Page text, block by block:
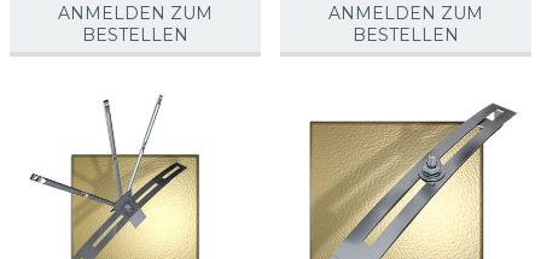
ANMELDEN ZUM
BESTELLEN
ANMELDEN ZUM
BESTELLEN